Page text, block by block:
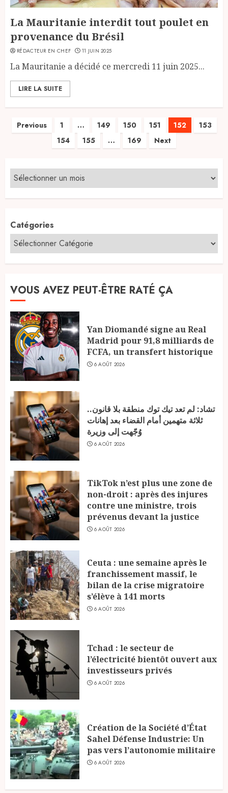
La Mauritanie interdit tout poulet en
provenance du Brésil
RÉDACTEUR EN CHEF 11 JUIN 2025
La Mauritanie a décidé ce mercredi 11 juin 2025...
LIRE LA SUITE
Pagination
publications
Previous 1 … 149 150 151 152
153
154
155 … 169 Next
Catégories
VOUS AVEZ PEUT-ÊTRE RATÉ ÇA
Yan Diomandé signe au Real
Madrid pour 91,8 milliards de
FCFA, un transfert historique
6 AOÛT 2026
تشاد: لم تعد تيك توك منطقة بلا قانون..
ثلاثة متهمين أمام القضاء بعد إهانات
وُجّهت إلى وزيرة
6 AOÛT 2026
TikTok n’est plus une zone de
non-droit : après des injures
contre une ministre, trois
prévenus devant la justice
6 AOÛT 2026
Ceuta : une semaine après le
franchissement massif, le
bilan de la crise migratoire
s’élève à 141 morts
6 AOÛT 2026
Tchad : le secteur de
l’électricité bientôt ouvert aux
investisseurs privés
6 AOÛT 2026
Création de la Société d’État
Sahel Défense Industrie: Un
pas vers l’autonomie militaire
6 AOÛT 2026